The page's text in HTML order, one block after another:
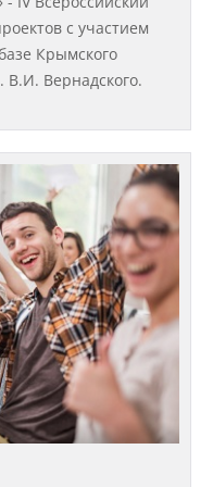
с участием
Крымского
В.И. Вернадского.